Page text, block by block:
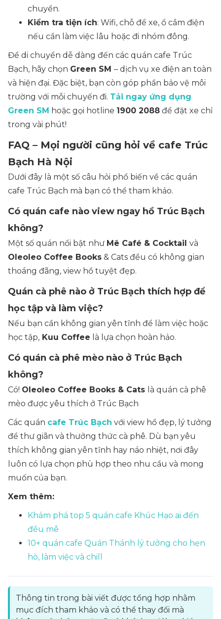
chuyển.
Kiểm tra tiện ích: Wifi, chỗ để xe, ổ cắm điện
nếu cần làm việc lâu hoặc đi nhóm đông.
Để di chuyển dễ dàng đến các quán cafe Trúc
Bạch, hãy chọn Green SM – dịch vụ xe điện an toàn
và hiện đại. Đặc biệt, bạn còn góp phần bảo vệ môi
trường với mỗi chuyến đi. Tải ngay ứng dụng
Green SM hoặc gọi hotline 1900 2088 để đặt xe chỉ
trong vài phút!
FAQ – Mọi người cũng hỏi về cafe Trúc
Bạch Hà Nội
Dưới đây là một số câu hỏi phổ biến về các quán
cafe Trúc Bạch mà bạn có thể tham khảo.
Có quán cafe nào view ngay hồ Trúc Bạch
không?
Một số quán nổi bật như Mê Café & Cocktail và
Oleoleo Coffee Books & Cats đều có không gian
thoáng đãng, view hồ tuyệt đẹp.
Quán cà phê nào ở Trúc Bạch thích hợp để
học tập và làm việc?
Nếu bạn cần không gian yên tĩnh để làm việc hoặc
học tập, Kuu Coffee là lựa chọn hoàn hảo.
Có quán cà phê mèo nào ở Trúc Bạch
không?
Có! Oleoleo Coffee Books & Cats là quán cà phê
mèo được yêu thích ở Trúc Bạch
Các quán cafe Trúc Bạch với view hồ đẹp, lý tưởng
để thư giãn và thưởng thức cà phê. Dù bạn yêu
thích không gian yên tĩnh hay náo nhiệt, nơi đây
luôn có lựa chọn phù hợp theo nhu cầu và mong
muốn của bạn.
Xem thêm:
Khám phá top 5 quán cafe Khúc Hạo ai đến
đều mê
10+ quán cafe Quán Thánh lý tưởng cho hẹn
hò, làm việc và chill
Thông tin trong bài viết được tổng hợp nhằm
mục đích tham khảo và có thể thay đổi mà